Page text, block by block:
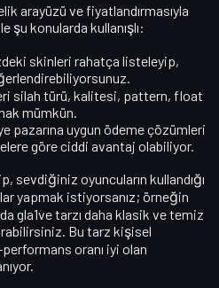
arayüzü ve fiyatlandırmasıyla
şu konularda kullanışlı:
skinleri rahatça listeleyip,
silah türü, kalitesi, pattern, float
mümkün.
pazarına uygun ödeme çözümleri
göre ciddi avantaj olabiliyor.
sevdiğiniz oyuncuların kullandığı
yapmak istiyorsanız; örneğin
gla1ve tarzı daha klasik ve temiz
Bu tarz kişisel
oranı iyi olan